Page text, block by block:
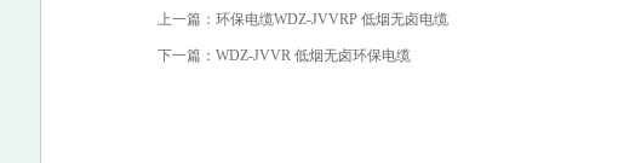
上一篇： 环保电缆WDZ-JVVRP 低烟无卤电缆
下一篇： WDZ-JVVR 低烟无卤环保电缆